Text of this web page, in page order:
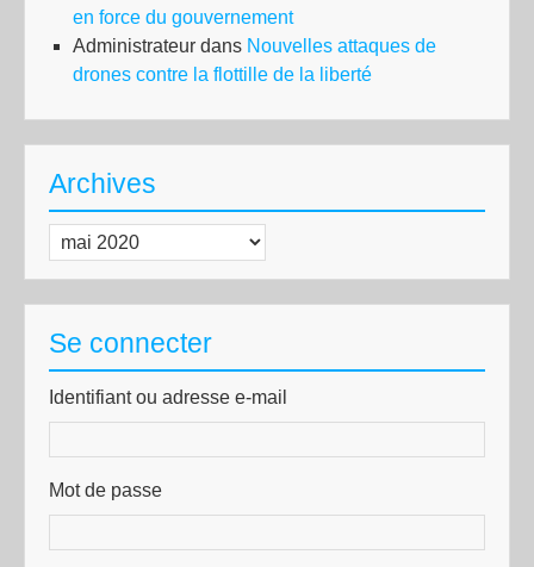
en force du gouvernement
Administrateur dans Nouvelles attaques de
drones contre la flottille de la liberté
Archives
Archives
Se connecter
Identifiant ou adresse e-mail
Mot de passe